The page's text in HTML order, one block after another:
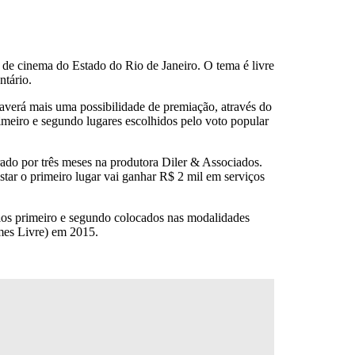
cinema do Estado do Rio de Janeiro. O tema é livre
mais uma possibilidade de premiação, através do
e segundo lugares escolhidos pelo voto popular
por três meses na produtora Diler & Associados.
o primeiro lugar vai ganhar R$ 2 mil em serviços
primeiro e segundo colocados nas modalidades
Livre) em 2015.